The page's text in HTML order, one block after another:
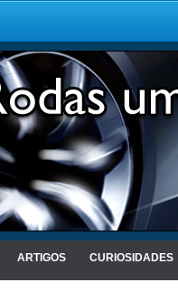
ARTIGOS CURIOSIDADES